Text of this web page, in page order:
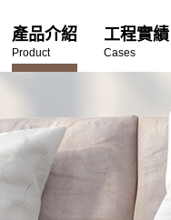
產品介紹
Product
工程實績
Cases